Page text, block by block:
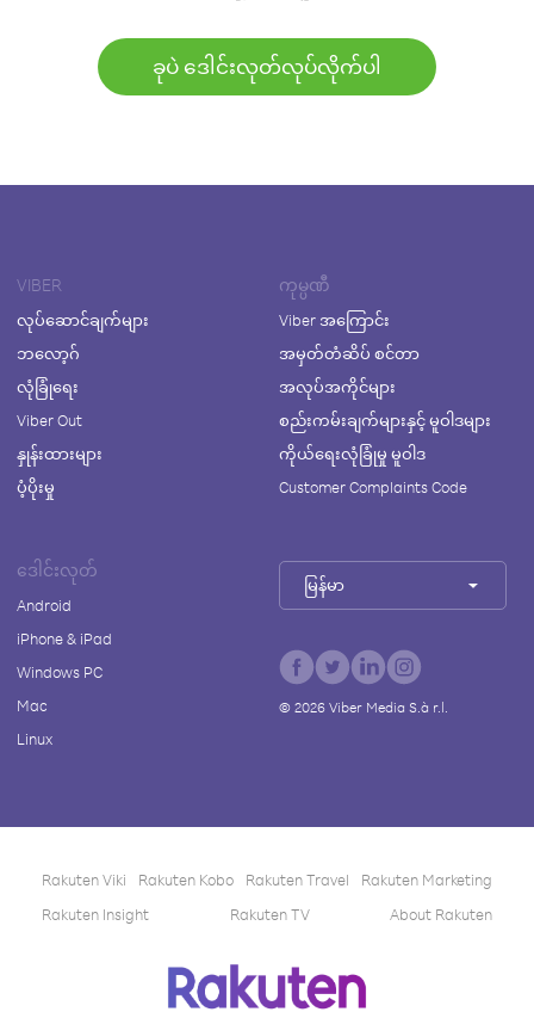
ခုပဲ ဒေါင်းလုတ်လုပ်လိုက်ပါ
VIBER
လုပ်ဆောင်ချက်များ
ဘလော့ဂ်
လုံခြုံရေး
Viber Out
နှုန်းထားများ
ပံ့ပိုးမှု
ကုမ္ပဏီ
Viber အကြောင်း
အမှတ်တံဆိပ် စင်တာ
အလုပ်အကိုင်များ
စည်းကမ်းချက်များနှင့် မူဝါဒများ
ကိုယ်ရေးလုံခြုံမှု မူဝါဒ
Customer Complaints Code
ဒေါင်းလုတ်
Android
iPhone & iPad
Windows PC
Mac
Linux
မြန်မာ
© 2026Viber Media S.à r.l.
Rakuten Viki Rakuten Kobo Rakuten Travel
Rakuten Marketing
Rakuten Insight
Rakuten TV About Rakuten